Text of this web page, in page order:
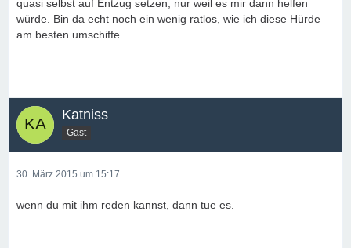
quasi selbst auf Entzug setzen, nur weil es mir dann helfen
würde. Bin da echt noch ein wenig ratlos, wie ich diese Hürde
am besten umschiffe....
Katniss
Gast
30. März 2015 um 15:17
wenn du mit ihm reden kannst, dann tue es.